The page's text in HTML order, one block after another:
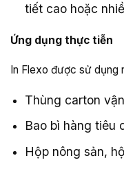
tiết cao hoặc
Ứng dụng thực tiễn
In Flexo được sử dụng
Thùng carton
Bao bì hàng tiêu
Hộp nông sản,